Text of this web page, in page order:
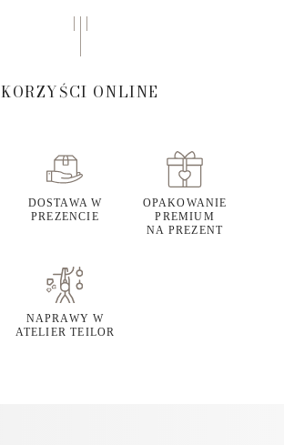
KORZYŚCI ONLINE
DOSTAWA W
PREZENCIE
OPAKOWANIE
PREMIUM
NA PREZENT
NAPRAWY W
ATELIER TEILOR